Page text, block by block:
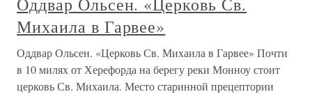
Михаила в Гарвее»
Оддвар Ольсен. «Церковь Св. Михаила в Гарвее» Почти
в 10 милях от Херефорда на берегу реки Монноу стоит
церковь Св. Михаила. Место старинной прецептории